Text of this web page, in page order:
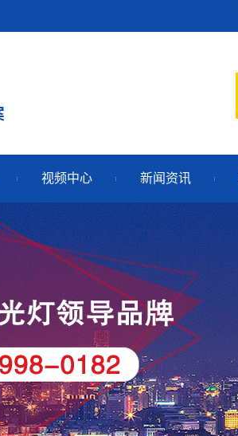
视频中心 新闻资讯